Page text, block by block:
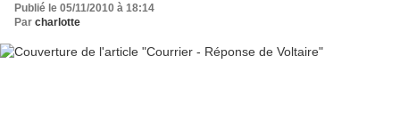
Publié le 05/11/2010 à 18:14
Par charlotte